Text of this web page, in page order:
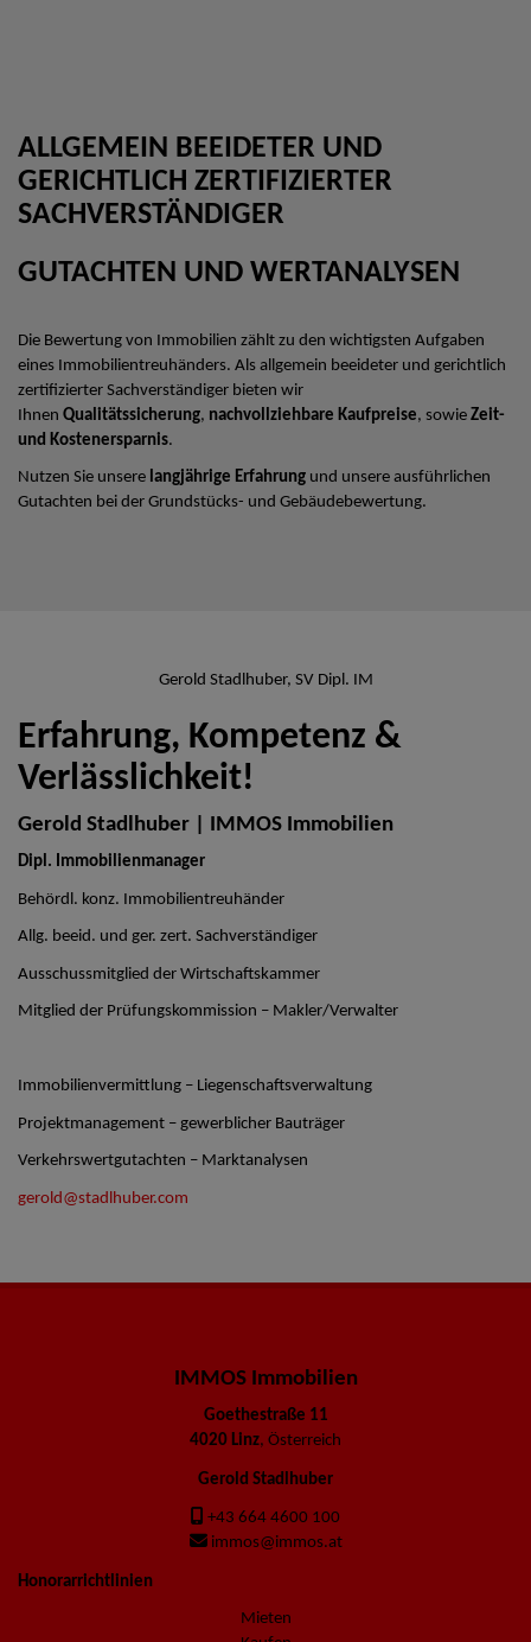
ALLGEMEIN BEEIDETER UND
GERICHTLICH ZERTIFIZIERTER
SACHVERSTÄNDIGER
GUTACHTEN UND WERTANALYSEN
Die Bewertung von Immobilien zählt zu den wichtigsten Aufgaben
eines Immobilientreuhänders. Als allgemein beeideter und gerichtlich
zertifizierter Sachverständiger bieten wir
Ihnen Qualitätssicherung, nachvollziehbare Kaufpreise, sowie Zeit-
und Kostenersparnis.
Nutzen Sie unsere langjährige Erfahrung und unsere ausführlichen
Gutachten bei der Grundstücks- und Gebäudebewertung.
Gerold Stadlhuber, SV Dipl. IM
Erfahrung, Kompetenz &
Verlässlichkeit!
Gerold Stadlhuber | IMMOS Immobilien
Dipl. Immobilienmanager
Behördl. konz. Immobilientreuhänder
Allg. beeid. und ger. zert. Sachverständiger
Ausschussmitglied der Wirtschaftskammer
Mitglied der Prüfungskommission – Makler/Verwalter
Immobilienvermittlung – Liegenschaftsverwaltung
Projektmanagement – gewerblicher Bauträger
Verkehrswertgutachten – Marktanalysen
gerold@stadlhuber.com
IMMOS Immobilien
Goethestraße 11
4020 Linz, Österreich
Gerold Stadlhuber
+43 664 4600 100
immos@immos.at
Honorarrichtlinien
Mieten